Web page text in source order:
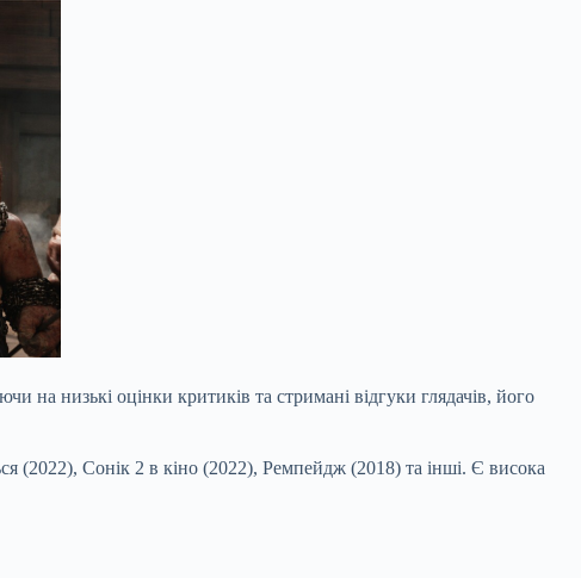
на низькі оцінки критиків та стримані відгуки глядачів, його
(2022), Сонік 2 в кіно (2022), Ремпейдж (2018) та інші. Є висока